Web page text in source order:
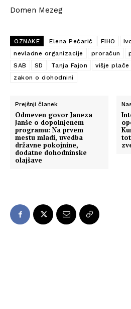
Domen Mezeg
OZNAKE Elena Pečarič FIHO
nevladne organizacije
proračun
SAB
SD Tanja Fajon višje plače
zakon o dohodnini
Prejšnji članek
Odmeven govor Janeza
Janše o dopolnjenem
programu: Na prvem
mestu mladi, uvedba
državne pokojnine,
dodatne dohodninske
olajšave